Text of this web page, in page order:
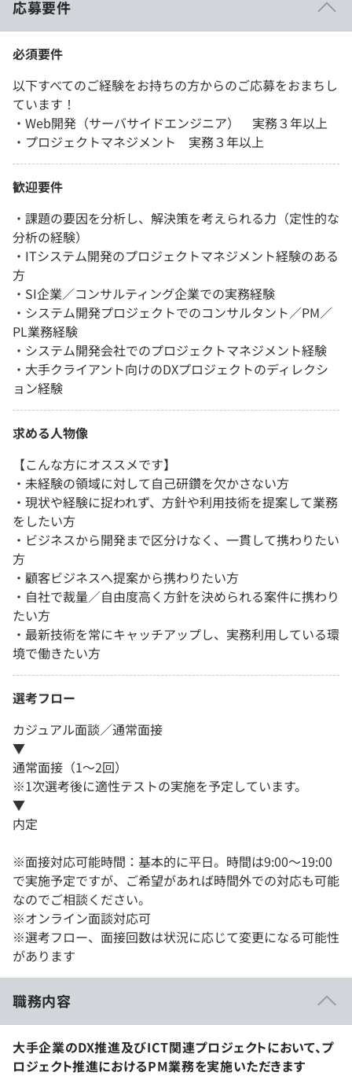
応募要件
必須要件
以下すべてのご経験をお持ちの方からのご応募をおまちし
ています！
・Web開発（サーバサイドエンジニア） 実務３年以上
・プロジェクトマネジメント 実務３年以上
歓迎要件
・課題の要因を分析し、解決策を考えられる力（定性的な
分析の経験）
・ITシステム開発のプロジェクトマネジメント経験のある
方
・SI企業／コンサルティング企業での実務経験
・システム開発プロジェクトでのコンサルタント／PM／
PL業務経験
・システム開発会社でのプロジェクトマネジメント経験
・大手クライアント向けのDXプロジェクトのディレクシ
ョン経験
求める人物像
【こんな方にオススメです】
・未経験の領域に対して自己研鑽を欠かさない方
・現状や経験に捉われず、方針や利用技術を提案して業務
をしたい方
・ビジネスから開発まで区分けなく、一貫して携わりたい
方
・顧客ビジネスへ提案から携わりたい方
・自社で裁量／自由度高く方針を決められる案件に携わり
たい方
・最新技術を常にキャッチアップし、実務利用している環
境で働きたい方
選考フロー
カジュアル面談／通常面接
▼
通常面接（1〜2回）
※1次選考後に適性テストの実施を予定しています。
▼
内定
※面接対応可能時間：基本的に平日。時間は9:00〜19:00
で実施予定ですが、ご希望があれば時間外での対応も可能
なのでご相談ください。
※オンライン面談対応可
※選考フロー、面接回数は状況に応じて変更になる可能性
があります
職務内容
大手企業のDX推進及びICT関連プロジェクトにおいて、プ
ロジェクト推進におけるPM業務を実施いただきます